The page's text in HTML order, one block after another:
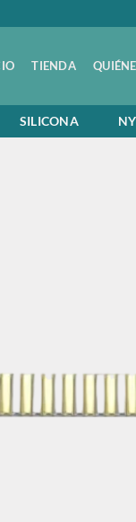
TIENDA
SILICONA